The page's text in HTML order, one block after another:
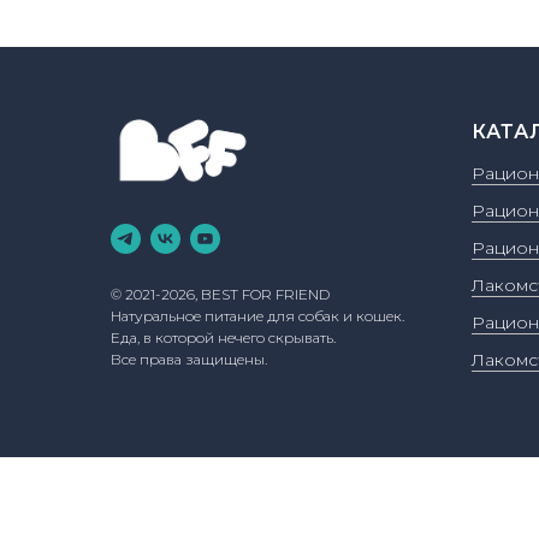
© 2021-2026, BEST FOR FRIEND
Натуральное питание для собак и кошек.
Еда, в которой нечего скрывать.
Все права защищены.